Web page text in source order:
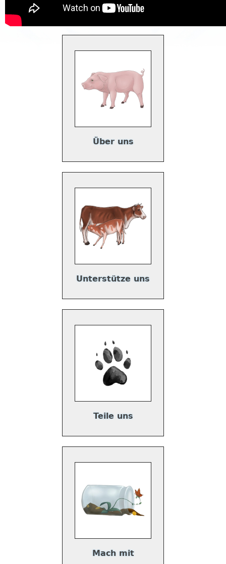
Über uns
Unterstütze uns
Teile uns
Mach mit